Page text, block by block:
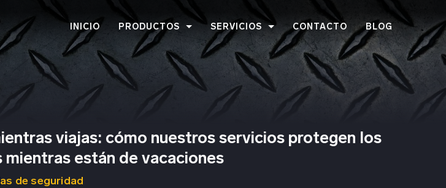
INICIO PRODUCTOS SERVICIOS CONTACTO BLOG
viajas: cómo nuestros servicios protegen los
están de vacaciones
de seguridad